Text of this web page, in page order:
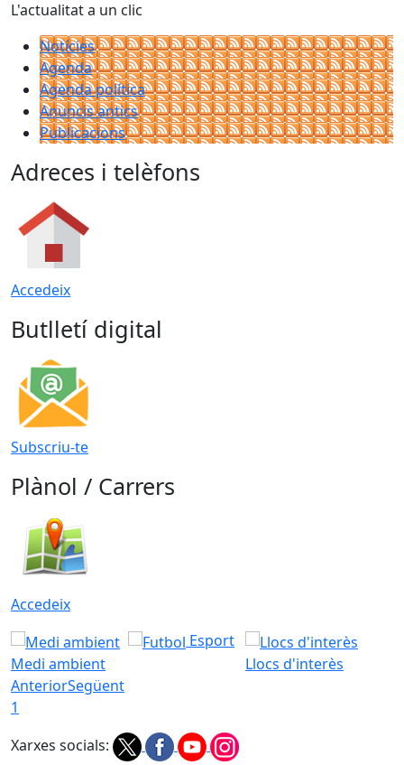
L'actualitat a un clic
Notícies
Agenda
Agenda política
Anuncis antics
Publicacions
Adreces i telèfons
Accedeix
Butlletí digital
Subscriu-te
Plànol / Carrers
Accedeix
Medi ambient
Esport
Llocs d'interès
AnteriorSegüent
1
Xarxes socials: